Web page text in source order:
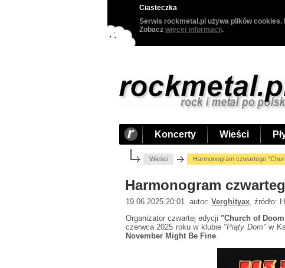
Ciasteczka
Serwis rockmetal.pl używa plików
Zobacz więcej informacji.
Koncerty Wieści
Wieści Harmonogram czwartego
Harmonogram
19.06.2025 20:01 autor: Verghityax , źródło:
Organizator czwartej edycji "Church of
czerwca 2025 roku w klubie "Piąty Dom"w
November Might Be Fine